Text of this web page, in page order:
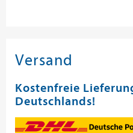
Versand
Kostenfreie
Deutschlands!